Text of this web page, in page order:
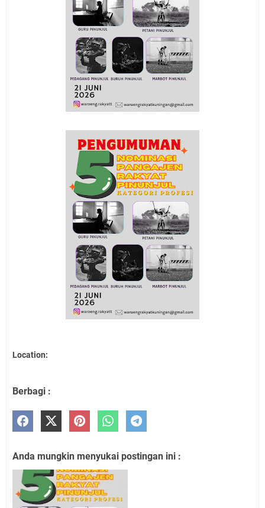
Location:
Berbagi :
Anda mungkin menyukai postingan ini :